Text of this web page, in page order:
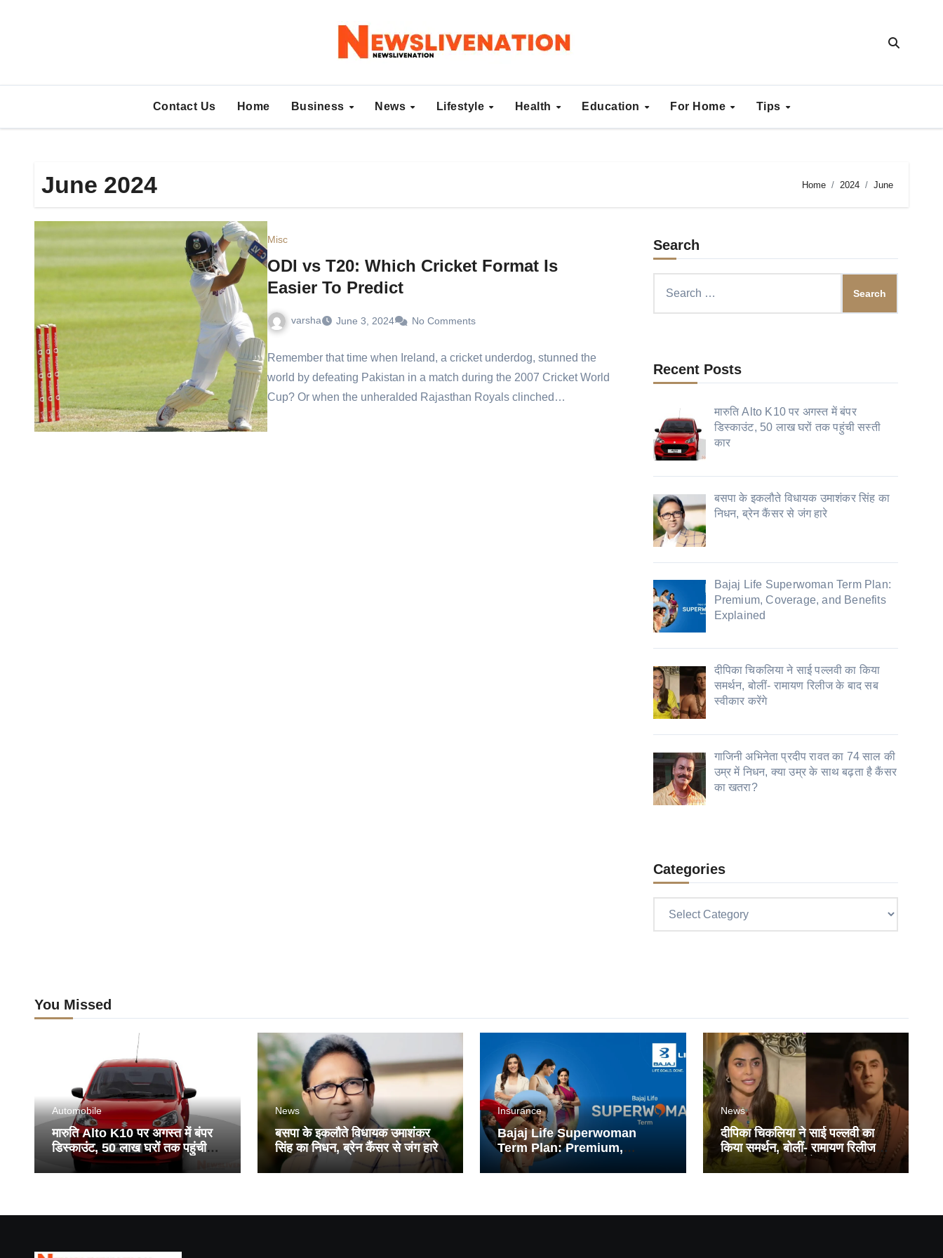
Contact Us Home Business News Lifestyle Health Education For Home Tips
June 2024 Home 2024 June
Misc
ODI vs T20: Which Cricket Format Is
Easier To Predict
varsha June 3, 2024 No Comments
Remember that time when Ireland, a cricket underdog, stunned the
world by defeating Pakistan in a match during the 2007 Cricket World
Cup? Or when the unheralded Rajasthan Royals clinched…
Search
Recent Posts
मारुति Alto K10 पर अगस्त में बंपर
डिस्काउंट, 50 लाख घरों तक पहुंची सस्ती
कार
बसपा के इकलौते विधायक उमाशंकर सिंह का
निधन, ब्रेन कैंसर से जंग हारे
Bajaj Life Superwoman Term Plan:
Premium, Coverage, and Benefits
Explained
दीपिका चिकलिया ने साई पल्लवी का किया
समर्थन, बोलीं- रामायण रिलीज के बाद सब
स्वीकार करेंगे
गाजिनी अभिनेता प्रदीप रावत का 74 साल की
उम्र में निधन, क्या उम्र के साथ बढ़ता है कैंसर
का खतरा?
Categories
You Missed
Automobile
मारुति Alto K10 पर अगस्त में बंपर
डिस्काउंट, 50 लाख घरों तक पहुंची
सस्ती कार
News
बसपा के इकलौते विधायक उमाशंकर
सिंह का निधन, ब्रेन कैंसर से जंग हारे
Insurance
Bajaj Life Superwoman
Term Plan: Premium,
Coverage, and Benefits
Explained
News
दीपिका चिकलिया ने साई पल्लवी का
किया समर्थन, बोलीं- रामायण रिलीज के
बाद सब स्वीकार करेंगे